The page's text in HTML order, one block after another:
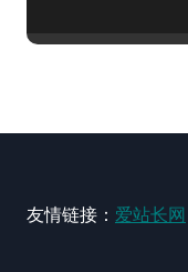
友情链接： 爱站长网